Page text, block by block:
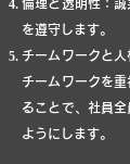
倫理と透明性：
を遵守します。
チームワークと
チームワークを
ることで、社員
ようにします。